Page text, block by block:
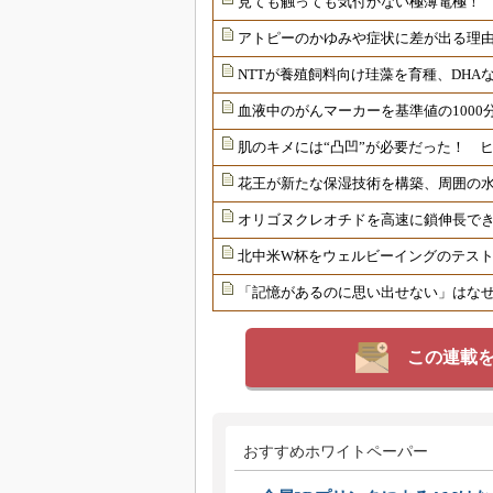
アトピーのかゆみや症状に差が出る理
NTTが養殖飼料向け珪藻を育種、DHA
血液中のがんマーカーを基準値の1000
肌のキメには“凸凹”が必要だった！
花王が新たな保湿技術を構築、周囲の
オリゴヌクレオチドを高速に鎖伸長で
北中米W杯をウェルビーイングのテス
「記憶があるのに思い出せない」は
この連載
おすすめホワイトペーパー